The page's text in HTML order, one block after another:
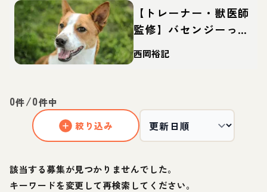
【トレーナー・獣医師
監修】バセンジーって
どんな犬？性格・特
徴・育て方・迎え方
西岡裕記
0件/0件中
絞り込み
該当する募集が見つかりませんでした。
キーワードを変更して再検索してください。